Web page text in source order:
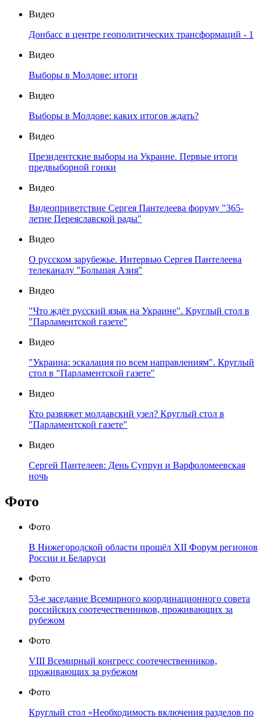
Видео
Донбасс в центре геополитических трансформаций - 1
Видео
Выборы в Молдове: итоги
Видео
Выборы в Молдове: каких итогов ждать?
Видео
Президентские выборы на Украине. Первые итоги
предвыборной гонки
Видео
Видеоприветствие Сергея Пантелеева форуму "365-
летие Переяславской рады"
Видео
О русском зарубежье. Интервью Сергея Пантелеева
телеканалу "Большая Азия"
Видео
"Что ждёт русский язык на Украине". Круглый стол в
"Парламентской газете"
Видео
"Украина: эскалация по всем направлениям". Круглый
стол в "Парламентской газете"
Видео
Кто развяжет молдавский узел? Круглый стол в
"Парламентской газете"
Видео
Сергей Пантелеев: День Супрун и Варфоломеевская
ночь
Фото
Фото
В Нижегородской области прошёл XII Форум регионов
России и Беларуси
Фото
53-е заседание Всемирного координационного совета
российских соотечественников, проживающих за
рубежом
Фото
VIII Всемирный конгресс соотечественников,
проживающих за рубежом
Фото
Круглый стол «Необходимость включения разделов по